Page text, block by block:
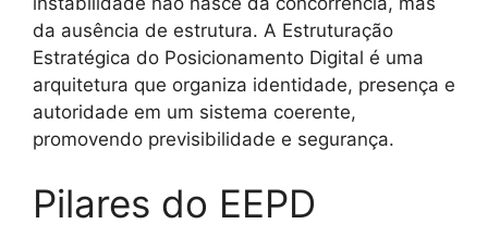
da ausência de estrutura. A Estruturação
Estratégica do Posicionamento Digital é uma
arquitetura que organiza identidade, presença e
autoridade em um sistema coerente,
promovendo previsibilidade e segurança.
Pilares do EEPD